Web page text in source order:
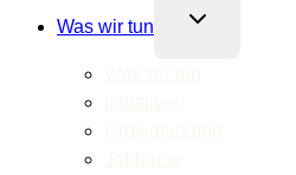
Was wir tun
Untermenü